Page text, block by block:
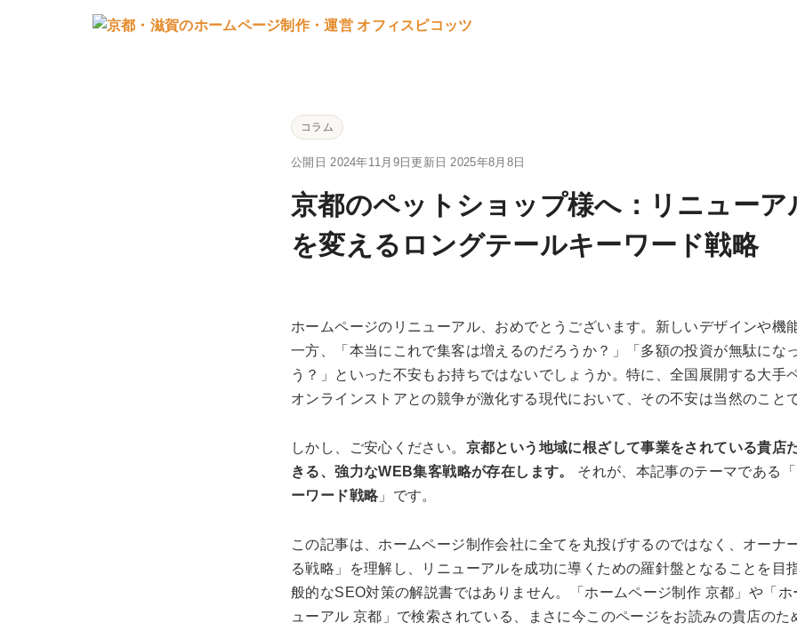
コラム
公開日 2024年11月9日更新日 2025年8月8日
京都のペットショップ様へ：リニューア
を変えるロングテールキーワード戦略
ホームページのリニューアル、おめでとうございます。新しいデザインや機
一方、「本当にこれで集客は増えるのだろうか？」「多額の投資が無駄にな
う？」といった不安もお持ちではないでしょうか。特に、全国展開する大手
オンラインストアとの競争が激化する現代において、その不安は当然のこと
しかし、ご安心ください。 京都という地域に根ざして事業をされている貴店
きる、強力なWEB集客戦略が存在します。
それが、本記事のテーマである「
ーワード戦略 」です。
この記事は、ホームページ制作会社に全てを丸投げするのではなく、オーナ
る戦略」を理解し、リニューアルを成功に導くための羅針盤となることを目
般的なSEO対策の解説書ではありません。「ホームページ制作 京都」や「
ューアル 京都」で検索されている、まさに今このページをお読みの貴店のた